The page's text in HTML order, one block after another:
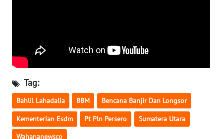
Tag:
Bahlil Lahadalia BBM Bencana Banjir Dan Longsor
Kementerian Esdm Pt Pln Persero Sumatera Utara
Wahananewsco
WN
SULTENG
WN
SULBAR
WN
BABEL